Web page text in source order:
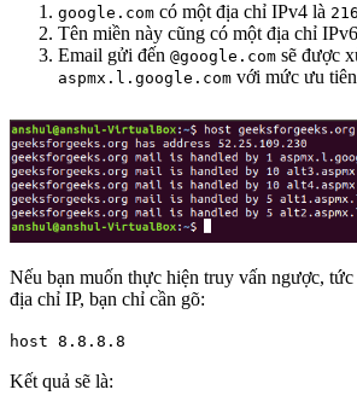
google.com có một địa chỉ IPv4 là
Tên miền này cũng có một địa chỉ
Email gửi đến @google.com sẽ được
aspmx.l.google.com với mức ưu
Nếu bạn muốn thực hiện truy vấn ngược,
địa chỉ IP, bạn chỉ cần gõ:
host 8.8.8.8
Kết quả sẽ là: